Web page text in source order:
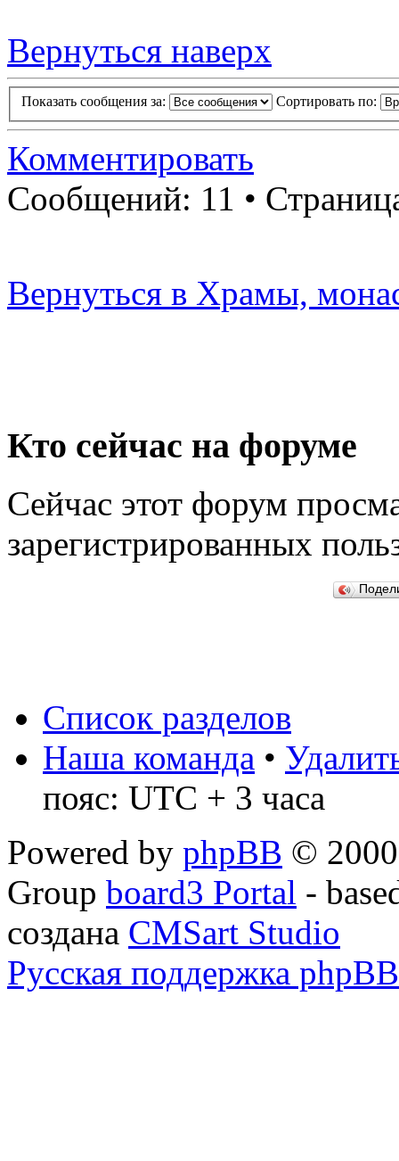
Вернуться наверх
Показать сообщения за: Сортировать по:
Комментировать
Сообщений: 11 •
Вернуться в Храмы,
Кто сейчас на форуме
Сейчас этот форум
зарегистрированных
Список разделов
Наша команда •
пояс: UTC + 3 часа
Powered by phpBB ©
Group board3 Portal -
создана CMSart Studio
Русская поддержка phpBB